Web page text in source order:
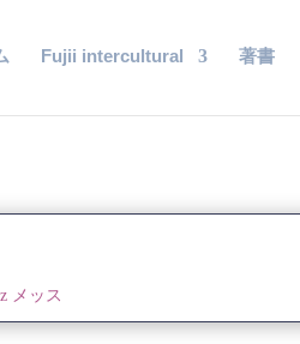
Fujii intercultural 著書
メッス